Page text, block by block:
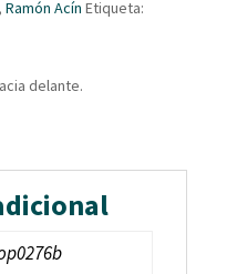
, Ramón Acín Etiqueta:
delante.